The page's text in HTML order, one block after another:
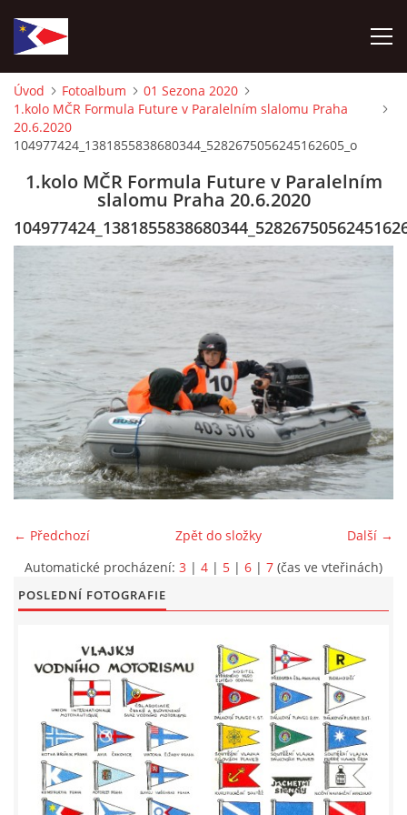
ÚVOD
HISTORIE
SOUČASNOST
VIZE BUDOUCNOSTI
FOTOALBUM
LODĚNICE A OKOLÍ
ROČENKA 2026
VIDEOALBUM
UŽITEČNÉ ODKAZY
KONTAKTY
VSTUP PRO ČLENY
Úvod Fotoalbum
01 Sezona 2020
1.kolo MČR Formula Future v Paralelním slalomu Praha
20.6.2020
104977424_1381855838680344_5282675056245162605_o
1.kolo MČR Formula Future v Paralelním
slalomu Praha 20.6.2020
← Předchozí Další →
Zpět do složky
Automatické procházení: 3 | 4 | 5 | 6 | 7 (čas ve vteřinách)
POSLEDNÍ FOTOGRAFIE